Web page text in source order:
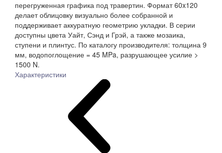
перегруженная графика под травертин. Формат 60x120
делает облицовку визуально более собранной и
поддерживает аккуратную геометрию укладки. В серии
доступны цвета Уайт, Сэнд и Грэй, а также мозаика,
ступени и плинтус. По каталогу производителя: толщина 9
мм, водопоглощение = 45 MPa, разрушающее усилие >
1500 N.
Характеристики